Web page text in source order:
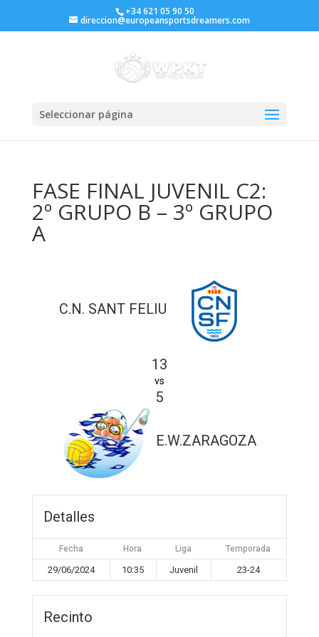
+34 621 05 90 50
direccion@europeansportsdreamers.com
Seleccionar página
FASE FINAL JUVENIL C2:
2º GRUPO B – 3º GRUPO
A
C.N. SANT FELIU
13
vs
5
E.W.ZARAGOZA
Detalles
Fecha Hora Liga Temporada
29/06/2024 10:35 Juvenil 23-24
Recinto